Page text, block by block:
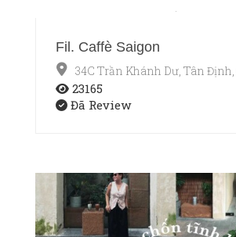
Fil. Caffè Saigon
34C Trần Khánh Dư, Tân Định,
23165
Đã Review